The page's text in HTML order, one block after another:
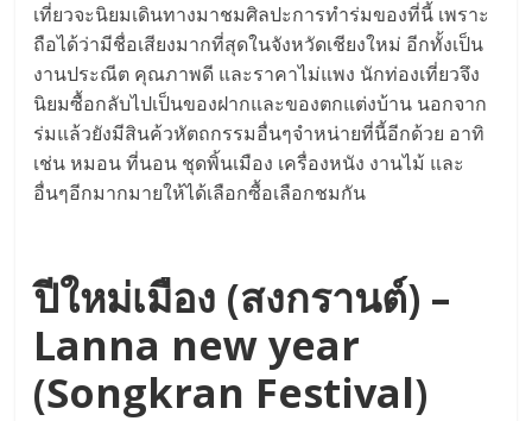
เที่ยวจะนิยมเดินทางมาชมศิลปะการทำร่มของที่นี้ เพราะ
ถือได้ว่ามีชื่อเสียงมากที่สุดในจังหวัดเชียงใหม่ อีกทั้งเป็น
งานประณีต คุณภาพดี และราคาไม่แพง นักท่องเที่ยวจึง
นิยมซื้อกลับไปเป็นของฝากและของตกแต่งบ้าน นอกจาก
ร่มแล้วยังมีสินค้วหัตถกรรมอื่นๆจำหน่ายที่นี้อีกด้วย อาทิ
เช่น หมอน ที่นอน ชุดพิ้นเมือง เครื่องหนัง งานไม้ และ
อื่นๆอีกมากมายให้ได้เลือกซื้อเลือกชมกัน
ปีใหม่เมือง (สงกรานต์) –
Lanna new year
(Songkran Festival)